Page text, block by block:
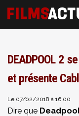
DEADPOOL 2
et présente
Le 07/02/2018 à 16:00
Dire que